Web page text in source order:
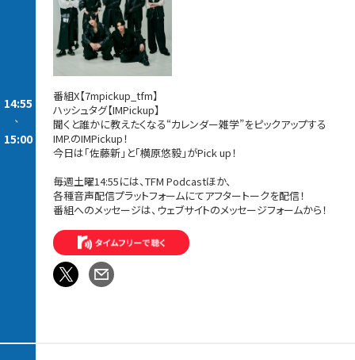
14:55
-
15:00
番組X【7mpickup_tfm】
ハッシュタグ【IMPickup】
聞くと誰かに教えたくなる“カレンダー雑学”をピックアップする
IMP.のIMPickup！
今日は「佐藤新」と「横原悠毅」がPick up！
毎週土曜14:55には、TFM Podcastほか、
各種音声配信プラットフォームにてアフタートークを配信！
番組へのメッセージは、ウェブサイトのメッセージフォームから！